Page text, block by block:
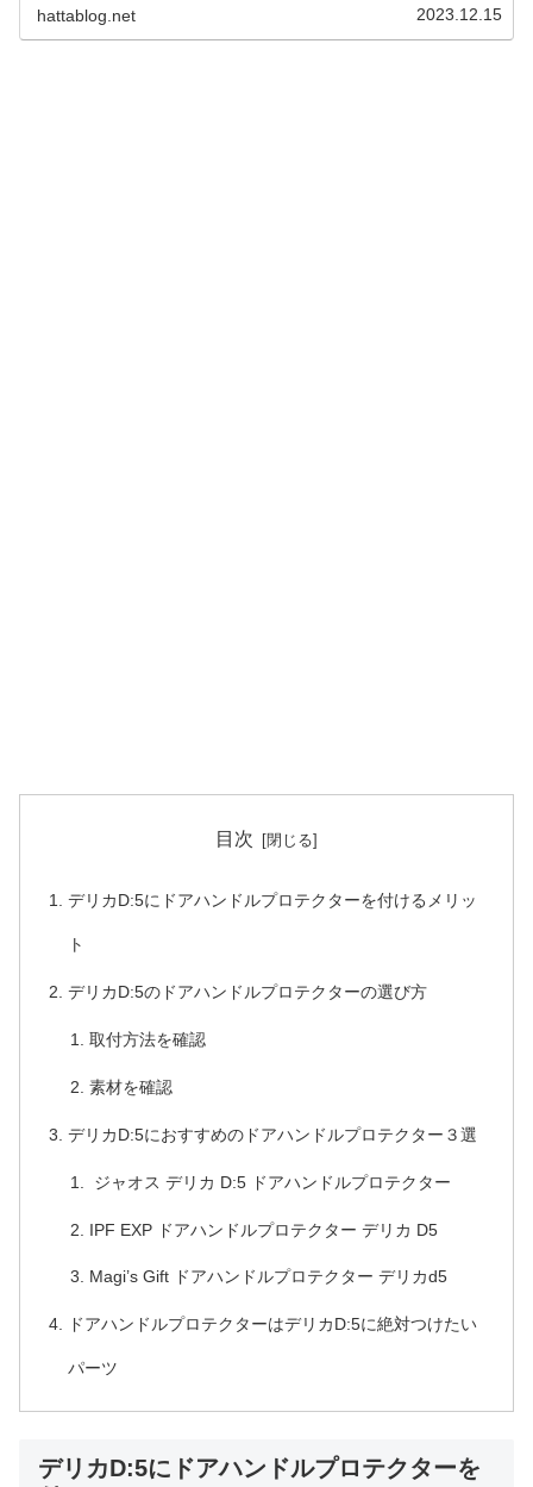
果が期待できます。 そこで、デリカD:5のダッシュボード
hattablog.net 2023.12.15
目次
デリカD:5にドアハンドルプロテクターを付けるメリッ
ト
デリカD:5のドアハンドルプロテクターの選び方
取付方法を確認
素材を確認
デリカD:5におすすめのドアハンドルプロテクター３選
ジャオス デリカ D:5 ドアハンドルプロテクター
IPF EXP ドアハンドルプロテクター デリカ D5
Magi’s Gift ドアハンドルプロテクター デリカd5
ドアハンドルプロテクターはデリカD:5に絶対つけたい
パーツ
デリカD:5にドアハンドルプロテクターを